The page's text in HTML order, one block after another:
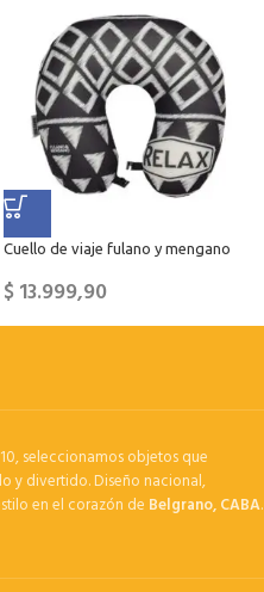
Cuello de viaje fulano y mengano
$13.999,90
seleccionamos objetos que
y divertido. Diseño nacional,
en el corazón de Belgrano, CABA.